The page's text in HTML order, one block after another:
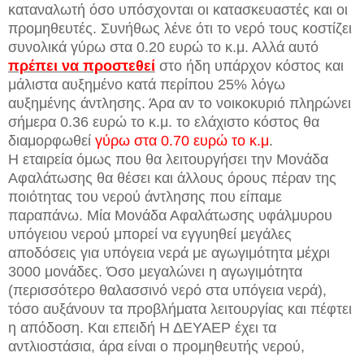
καταναλωτή όσο υπόσχονται οι κατασκευαστές και οι
προμηθευτές. Συνήθως λένε ότι το νερό τους κοστίζει
συνολικά γύρω στα 0.20 ευρώ το κ.μ. Αλλά αυτό
πρέπει να προστεθεί στο ήδη υπάρχον κόστος και
μάλιστα αυξημένο κατά περίπου 25% λόγω
αυξημένης άντλησης. Άρα αν το νοικοκυριό πληρώνει
σήμερα 0.36 ευρώ το κ.μ. το ελάχιστο κόστος θα
διαμορφωθεί γύρω στα 0.70 ευρώ το κ.μ.
Η εταιρεία όμως που θα λειτουργήσει την Μονάδα
Αφαλάτωσης θα θέσει και άλλους όρους πέραν της
ποιότητας του νερού άντλησης που είπαμε
παραπάνω. Μία Μονάδα Αφαλάτωσης υφάλμυρου
υπόγειου νερού μπορεί να εγγυηθεί μεγάλες
αποδόσεις για υπόγεια νερά με αγωγιμότητα μέχρι
3000 μονάδες. Όσο μεγαλώνει η αγωγιμότητα
(περισσότερο θαλασσινό νερό στα υπόγεια νερά),
τόσο αυξάνουν τα προβλήματα λειτουργίας και πέφτει
η απόδοση. Και επειδή Η ΔΕΥΑΕΡ έχει τα
αντλιοστάσια, άρα είναι ο προμηθευτής νερού,